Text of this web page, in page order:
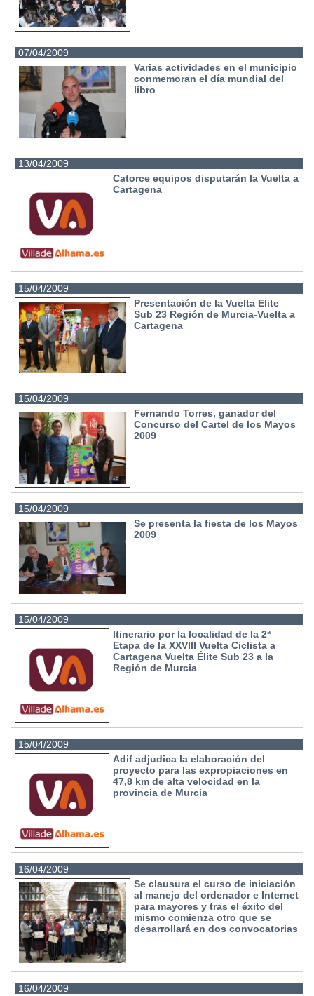
07/04/2009
Varias actividades en el municipio
conmemoran el día mundial del
libro
13/04/2009
Catorce equipos disputarán la Vuelta a
Cartagena
15/04/2009
Presentación de la Vuelta Elite
Sub 23 Región de Murcia-Vuelta a
Cartagena
15/04/2009
Fernando Torres, ganador del
Concurso del Cartel de los Mayos
2009
15/04/2009
Se presenta la fiesta de los Mayos
2009
15/04/2009
Itinerario por la localidad de la 2ª
Etapa de la XXVIII Vuelta Ciclista a
Cartagena Vuelta Élite Sub 23 a la
Región de Murcia
15/04/2009
Adif adjudica la elaboración del
proyecto para las expropiaciones en
47,8 km de alta velocidad en la
provincia de Murcia
16/04/2009
Se clausura el curso de iniciación
al manejo del ordenador e Internet
para mayores y tras el éxito del
mismo comienza otro que se
desarrollará en dos convocatorias
16/04/2009